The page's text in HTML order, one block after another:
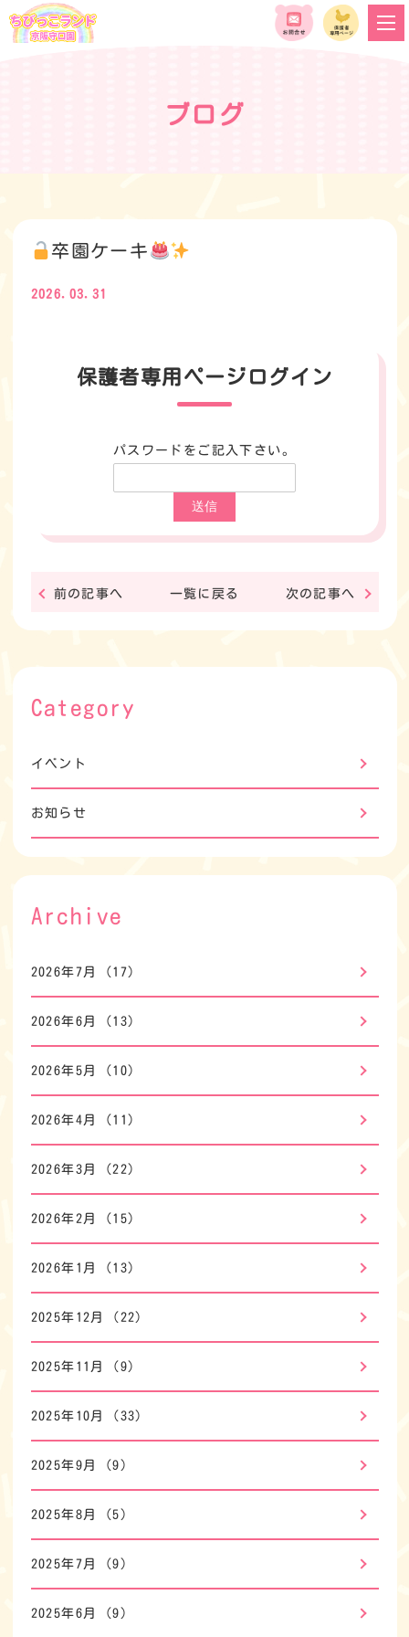
ブログ
卒園ケーキ
2026.03.31
保護者専用ページログイン
パスワードをご記入下さい。
前の記事へ 一覧に戻る 次の記事へ
Category
イベント
お知らせ
Archive
2026年7月 (17)
2026年6月 (13)
2026年5月 (10)
2026年4月 (11)
2026年3月 (22)
2026年2月 (15)
2026年1月 (13)
2025年12月 (22)
2025年11月 (9)
2025年10月 (33)
2025年9月 (9)
2025年8月 (5)
2025年7月 (9)
2025年6月 (9)